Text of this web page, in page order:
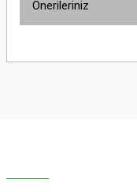
Önerileriniz
yetersiz gördüğünüz